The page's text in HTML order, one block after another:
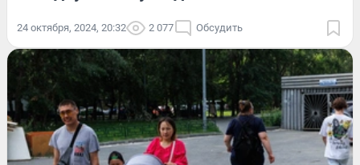
24 октября, 2024, 20:32 2 077 Обсудить